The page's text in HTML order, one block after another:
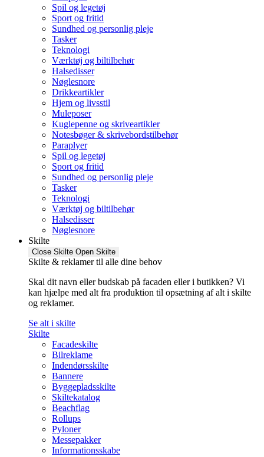
Spil og legetøj
Sport og fritid
Sundhed og personlig pleje
Tasker
Teknologi
Værktøj og biltilbehør
Halsedisser
Nøglesnore
Drikkeartikler
Hjem og livsstil
Muleposer
Kuglepenne og skriveartikler
Notesbøger & skrivebordstilbehør
Paraplyer
Spil og legetøj
Sport og fritid
Sundhed og personlig pleje
Tasker
Teknologi
Værktøj og biltilbehør
Halsedisser
Nøglesnore
Skilte
Close Skilte Open Skilte
Skilte & reklamer til alle dine behov
Skal dit navn eller budskab på facaden eller i butikken? Vi
kan hjælpe med alt fra produktion til opsætning af alt i skilte
og reklamer.
Se alt i skilte
Skilte
Facadeskilte
Bilreklame
Indendørsskilte
Bannere
Byggepladsskilte
Skiltekatalog
Beachflag
Rollups
Pyloner
Messepakker
Informationsskabe